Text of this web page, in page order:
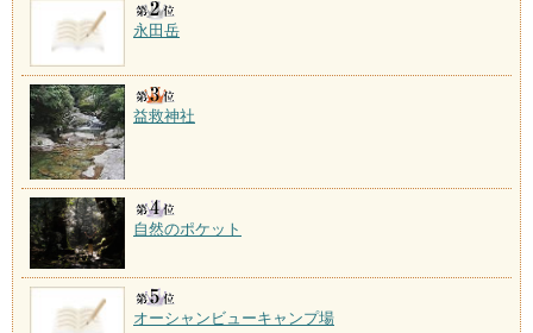
永田岳
益救神社
自然のポケット
オーシャンビューキャンプ場